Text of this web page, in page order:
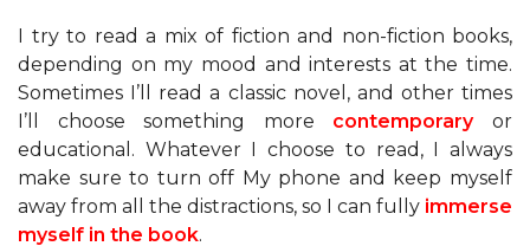
I try to read a mix of fiction and non-fiction books,
depending on my mood and interests at the time.
Sometimes I’ll read a classic novel, and other times
I’ll choose something more contemporaryor
educational. Whatever I choose to read, I always
make sure to turn off My phone and keep myself
away from all the distractions, so I can fully immerse
myself in the book.